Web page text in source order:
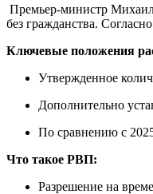
Премьер-министр
без гражданства.
Ключевые положения
Утвержденное
Дополнительно
По сравнению с
Что такое РВП:
Разрешение на